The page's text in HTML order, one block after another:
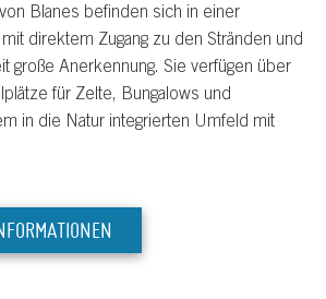
Blanes befinden sich in einer
direktem Zugang zu den Stränden und
große Anerkennung. Sie verfügen über
für Zelte, Bungalows und
in die Natur integrierten Umfeld mit